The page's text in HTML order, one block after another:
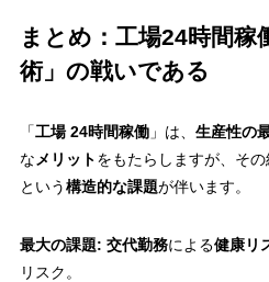
まとめ：工場24時間稼
術」の戦いである
「工場 24時間稼働」は、 生産性の
な メリットをもたらしますが、そ
という構造的な課題が伴います。
最大の課題: 交代勤務による健康リ
リスク。